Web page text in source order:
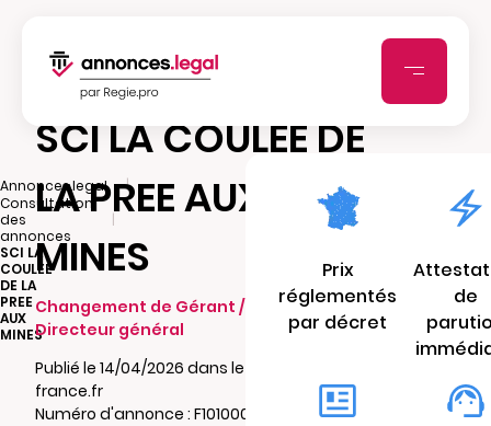
Annonces.legal
|
Consultation
des
annonces
|
SCI LA
COULEE
DE LA
PREE
AUX
MINES
SCI LA COULEE DE
LA PREE AUX
MINES
Changement de Gérant / Président /
Directeur général
Publié le 14/04/2026 dans le journal Ouest-
france.fr
Numéro d'annonce : F101000294xgh
Prix
réglementés
par décret
de